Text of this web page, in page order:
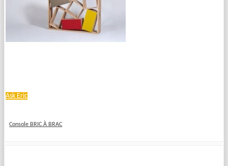
Ask Eric
Console BRIC À BRAC